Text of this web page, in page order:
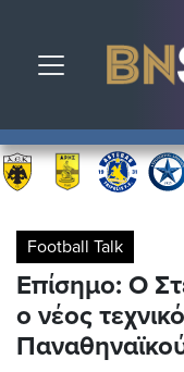
Toggle
Football Talk
Επίσημο: Ο
ο νέος